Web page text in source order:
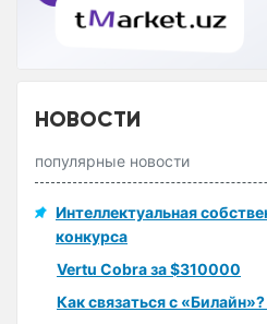
НОВОСТИ
популярные новости
Интеллектуальная
конкурса
Vertu Cobra за $310000
Как связаться с